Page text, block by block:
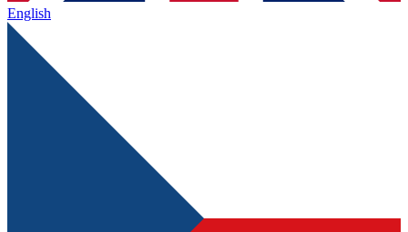
English